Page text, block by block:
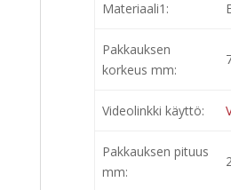
Materiaali1:
Pakkauksen
korkeus mm:
Videolinkki käyttö:
Pakkauksen pituus
mm: